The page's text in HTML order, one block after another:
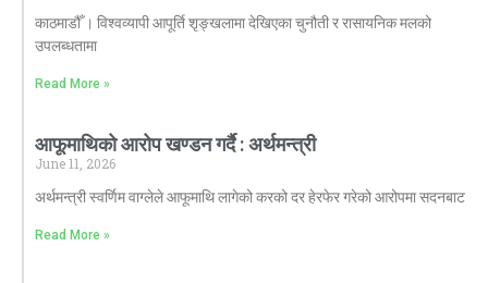
काठमाडौँ । विश्वव्यापी आपूर्ति शृङ्खलामा देखिएका चुनौती र रासायनिक मलको
उपलब्धतामा
Read More »
आफूमाथिको आरोप खण्डन गर्दै : अर्थमन्त्री
June 11, 2026
अर्थमन्त्री स्वर्णिम वाग्लेले आफूमाथि लागेको करको दर हेरफेर गरेको आरोपमा सदनबाट
Read More »